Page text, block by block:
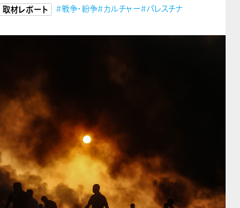
取材レポート #戦争・紛争#カルチャー#パレスチナ